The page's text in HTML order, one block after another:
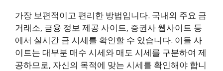
가장 보편적이고 편리한 방법입니다. 국내외 주요 금
거래소, 금융 정보 제공 사이트, 증권사 웹사이트 등
에서 실시간 금 시세를 확인할 수 있습니다. 이들 사
이트는 대부분 매수 시세와 매도 시세를 구분하여 제
공하므로, 자신의 목적에 맞는 시세를 확인해야 합니